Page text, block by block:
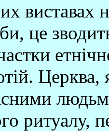
виставах
це
Церква,
ритуалу,